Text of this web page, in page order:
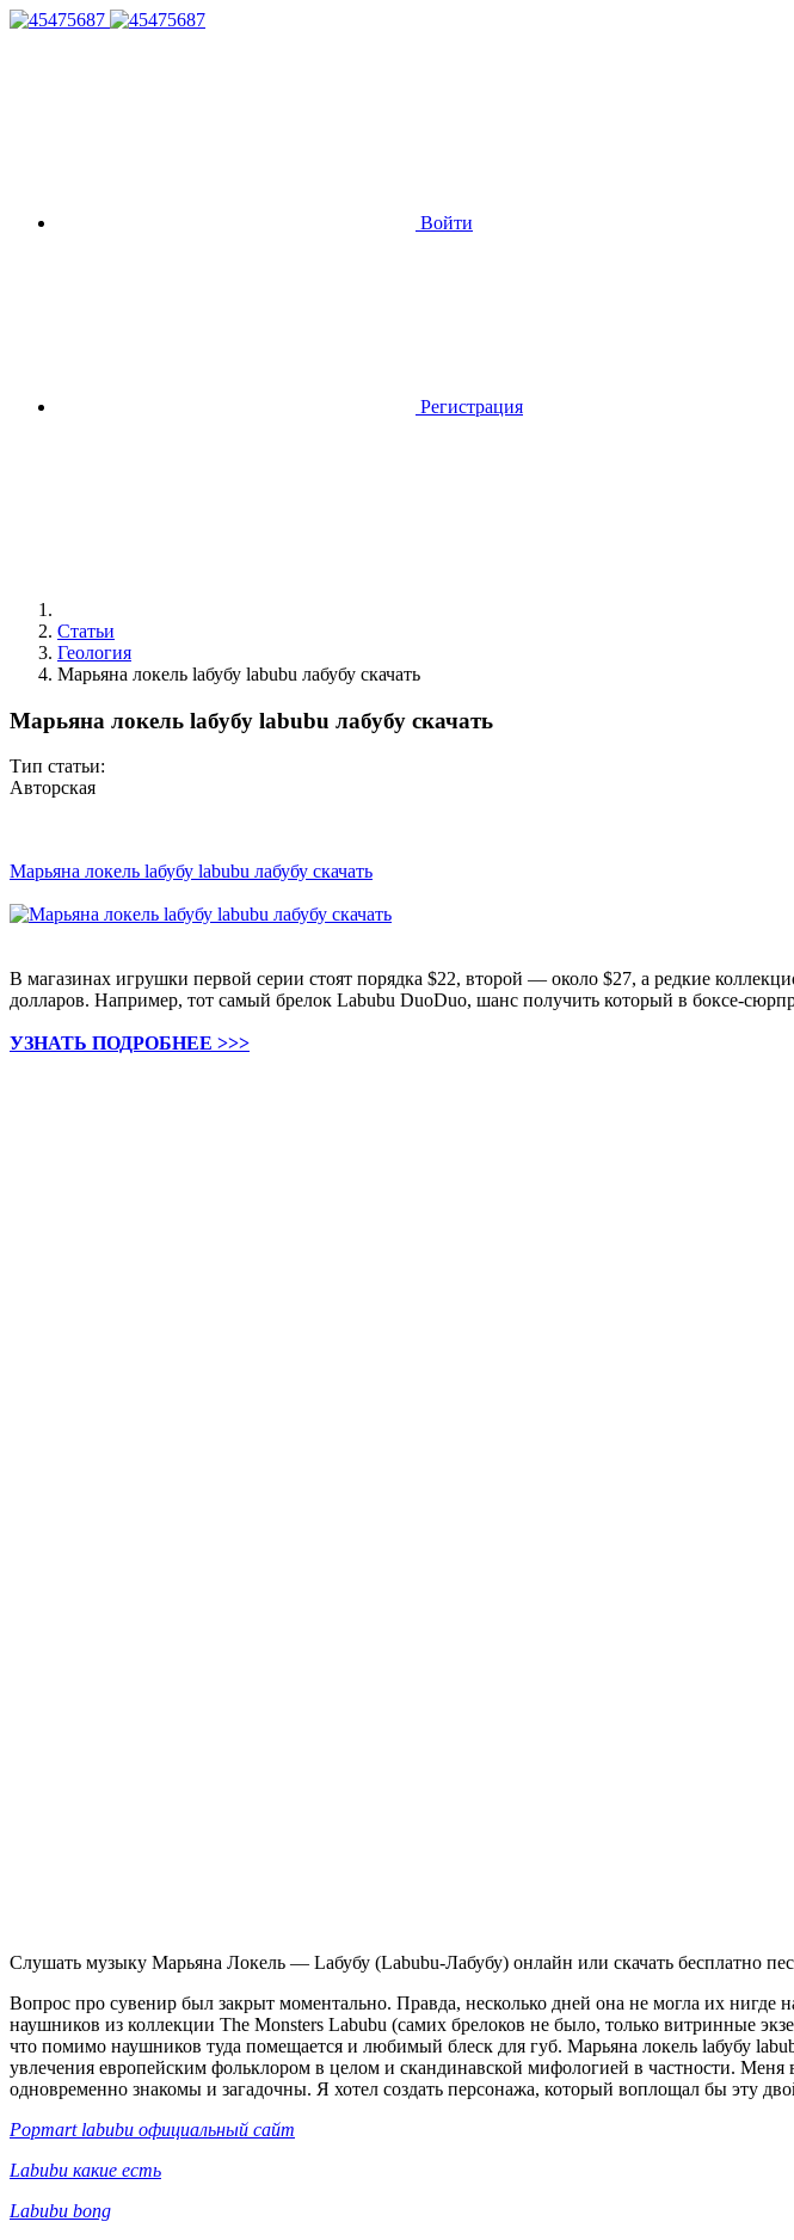
Войти
Регистрация
Статьи
Геология
Марьяна локель laбубу labubu лабубу скачать
Марьяна локель laбубу labubu лабубу скачать
Тип статьи:
Авторская
Марьяна локель laбубу labubu лабубу скачать
В магазинах игрушки первой серии стоят порядка $22, второй — около $27, а редкие
долларов. Например, тот самый брелок Labubu DuoDuo, шанс получить который в боксе-
УЗНАТЬ ПОДРОБНЕЕ >>>
Слушать музыку Марьяна Локель — Laбубу (Labubu-Лабубу) онлайн или скачать бесплатно
Вопрос про сувенир был закрыт моментально. Правда, несколько дней она не могла их
наушников из коллекции The Monsters Labubu (самих брелоков не было, только витринные
что помимо наушников туда помещается и любимый блеск для губ. Марьяна локель laбубу
увлечения европейским фольклором в целом и скандинавской мифологией в частности.
одновременно знакомы и загадочны. Я хотел создать персонажа, который воплощал бы эту
Popmart labubu официальный сайт
Labubu какие есть
Labubu bong